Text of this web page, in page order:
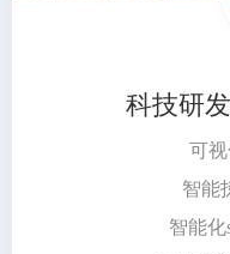
科技研
可
智能
智能化